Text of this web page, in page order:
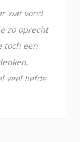
wat vond
zo oprecht
toch een
veel liefde